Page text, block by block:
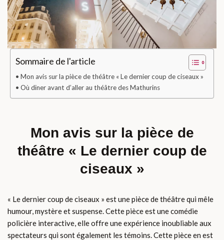
Sommaire de l'article
Mon avis sur la pièce de théâtre « Le dernier coup de ciseaux »
Où diner avant d’aller au théâtre des Mathurins
Mon avis sur la pièce de
théâtre « Le dernier coup de
ciseaux »
« Le dernier coup de ciseaux » est une pièce de théâtre qui mêle
humour, mystère et suspense. Cette pièce est une comédie
policière interactive, elle offre une expérience inoubliable aux
spectateurs qui sont également les témoins. Cette pièce en est